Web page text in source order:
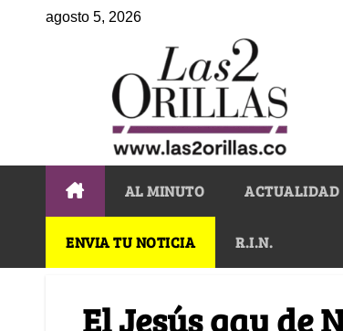
agosto 5, 2026
AL MINUTO ACTUALIDAD
ENVIA TU NOTICIA R.I.N.
El Jesús gay de